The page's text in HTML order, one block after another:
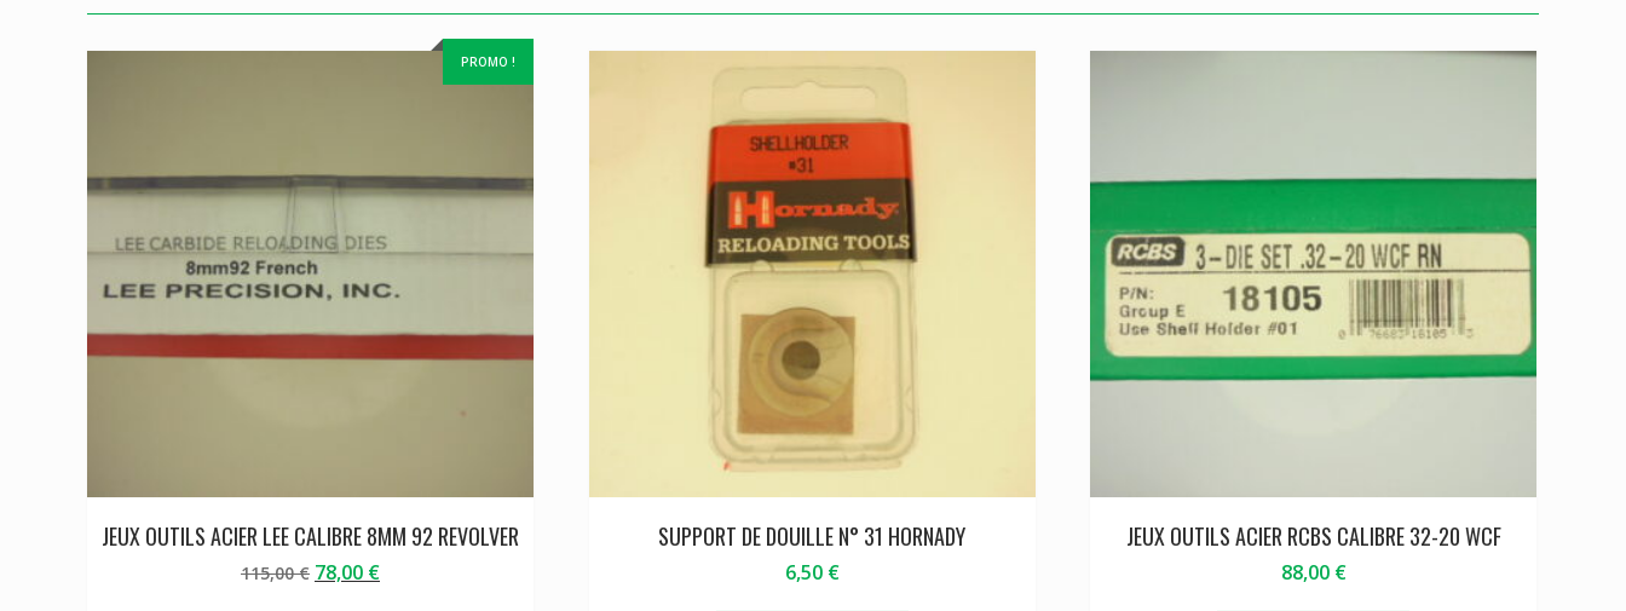
PROMO !
JEUX OUTILS ACIER LEE CALIBRE 8MM 92 REVOLVER
115,00€ Le
78,00 €Le
SUPPORT DE DOUILLE N° 31 HORNADY
6,50 €
JEUX OUTILS ACIER RCBS CALIBRE 32-20 WCF
88,00 €